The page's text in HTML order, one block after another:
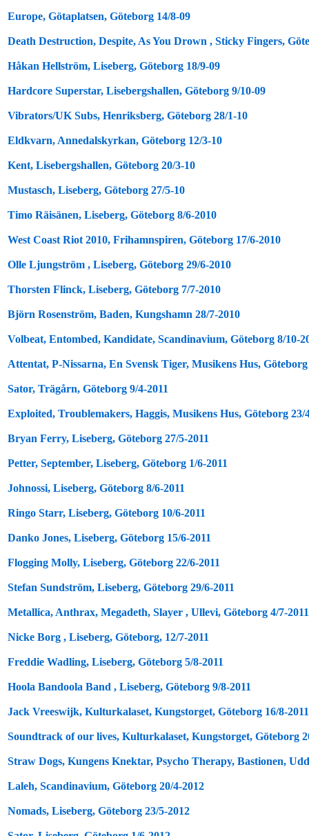
Europe, Götaplatsen, Göteborg 14/8-09
Death Destruction, Despite, As You Drown , Sticky Fingers,
Håkan Hellström, Liseberg, Göteborg 18/9-09
Hardcore Superstar, Lisebergshallen, Göteborg 9/10-09
Vibrators/UK Subs, Henriksberg, Göteborg 28/1-10
Eldkvarn, Annedalskyrkan, Göteborg 12/3-10
Kent, Lisebergshallen, Göteborg 20/3-10
Mustasch, Liseberg, Göteborg 27/5-10
Timo Räisänen, Liseberg, Göteborg 8/6-2010
West Coast Riot 2010, Frihamnspiren, Göteborg 17/6-2010
Olle Ljungström , Liseberg, Göteborg 29/6-2010
Thorsten Flinck, Liseberg, Göteborg 7/7-2010
Björn Rosenström, Baden, Kungshamn 28/7-2010
Volbeat, Entombed, Kandidate, Scandinavium, Göteborg 8/10-
Attentat, P-Nissarna, En Svensk Tiger, Musikens Hus, Göteborg
Sator, Trägårn, Göteborg 9/4-2011
Exploited, Troublemakers, Haggis, Musikens Hus, Göteborg 23/
Bryan Ferry, Liseberg, Göteborg 27/5-2011
Petter, September, Liseberg, Göteborg 1/6-2011
Johnossi, Liseberg, Göteborg 8/6-2011
Ringo Starr, Liseberg, Göteborg 10/6-2011
Danko Jones, Liseberg, Göteborg 15/6-2011
Flogging Molly, Liseberg, Göteborg 22/6-2011
Stefan Sundström, Liseberg, Göteborg 29/6-2011
Metallica, Anthrax, Megadeth, Slayer , Ullevi, Göteborg 4/7-2011
Nicke Borg , Liseberg, Göteborg, 12/7-2011
Freddie Wadling, Liseberg, Göteborg 5/8-2011
Hoola Bandoola Band , Liseberg, Göteborg 9/8-2011
Jack Vreeswijk, Kulturkalaset, Kungstorget, Göteborg 16/8-2011
Soundtrack of our lives, Kulturkalaset, Kungstorget, Göteborg
Straw Dogs, Kungens Knektar, Psycho Therapy, Bastionen,
Laleh, Scandinavium, Göteborg 20/4-2012
Nomads, Liseberg, Göteborg 23/5-2012